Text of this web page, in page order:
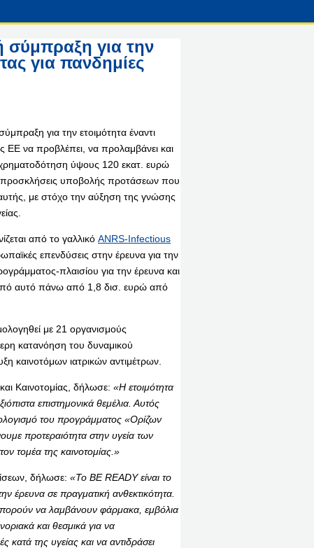
σύμπραξη για την
για πανδημίες
για την ετοιμότητα έναντι
ΕΕ να προβλέπει, να προλαμβάνει και
ύψους 120 εκατ. ευρώ
προσκλήσεις υποβολής προτάσεων που
με στόχο την αύξηση της γνώσης
από το γαλλικό ANRS-Infectious
επενδύσεις στην έρευνα για την
πλαισίου για την έρευνα και
αυτό πάνω από 1,8 δισ. ευρώ από
με 21 οργανισμούς
κατανόηση του δυναμικού
ιατρικών αντιμέτρων.
Καινοτομίας, δήλωσε: «Η ετοιμότητα
επιστημονικά θεμέλια. Αυτός
του προγράμματος «Ορίζων
προτεραιότητα στην υγεία των
τομέα της καινοτομίας.»
δήλωσε: «Το BE READY είναι το
σε πραγματική ανθεκτικότητα.
να λαμβάνουν φάρμακα, εμβόλια
και θεσμικά για να
κατά της υγείας και να αντιδράσει